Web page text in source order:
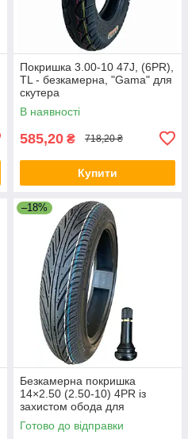
Покришка 3.00-10 47J, (6PR),
TL - безкамерна, "Gama" для
скутера
В наявності
585,20 ₴ 718,20 ₴
Купити
–18%
Безкамерна покришка
14×2.50 (2.50-10) 4PR із
захистом обода для
електроскутера
Готово до відправки